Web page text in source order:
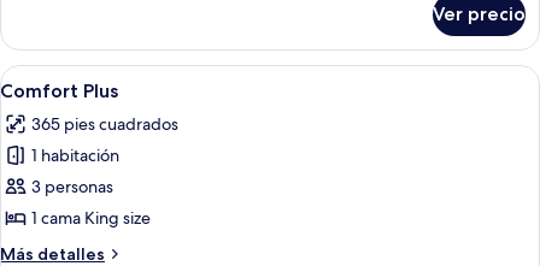
Confort
Ver precio
Abrir
todas
las
fotos
de
Comfort
Plus
Una habitación de hotel con una
7
Comfort Plus
365 pies cuadrados
1 habitación
3 personas
1 cama King size
Más detalles
Más